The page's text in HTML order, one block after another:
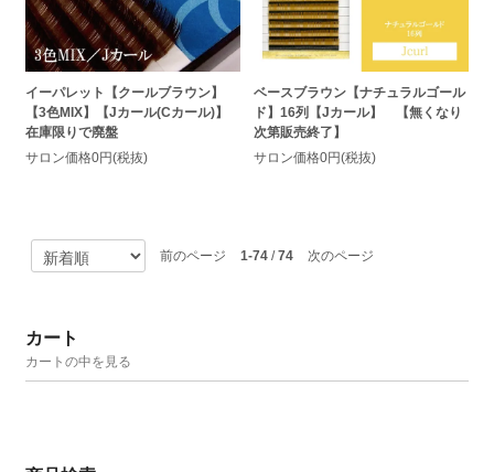
イーパレット【クールブラウン】
【3色MIX】【Jカール(Cカール)】
在庫限りで廃盤
サロン価格0円(税抜)
ベースブラウン【ナチュラルゴール
ド】16列【Jカール】 【無くなり
次第販売終了】
サロン価格0円(税抜)
前のページ 1-74 /74 次のページ
カート
カートの中を見る